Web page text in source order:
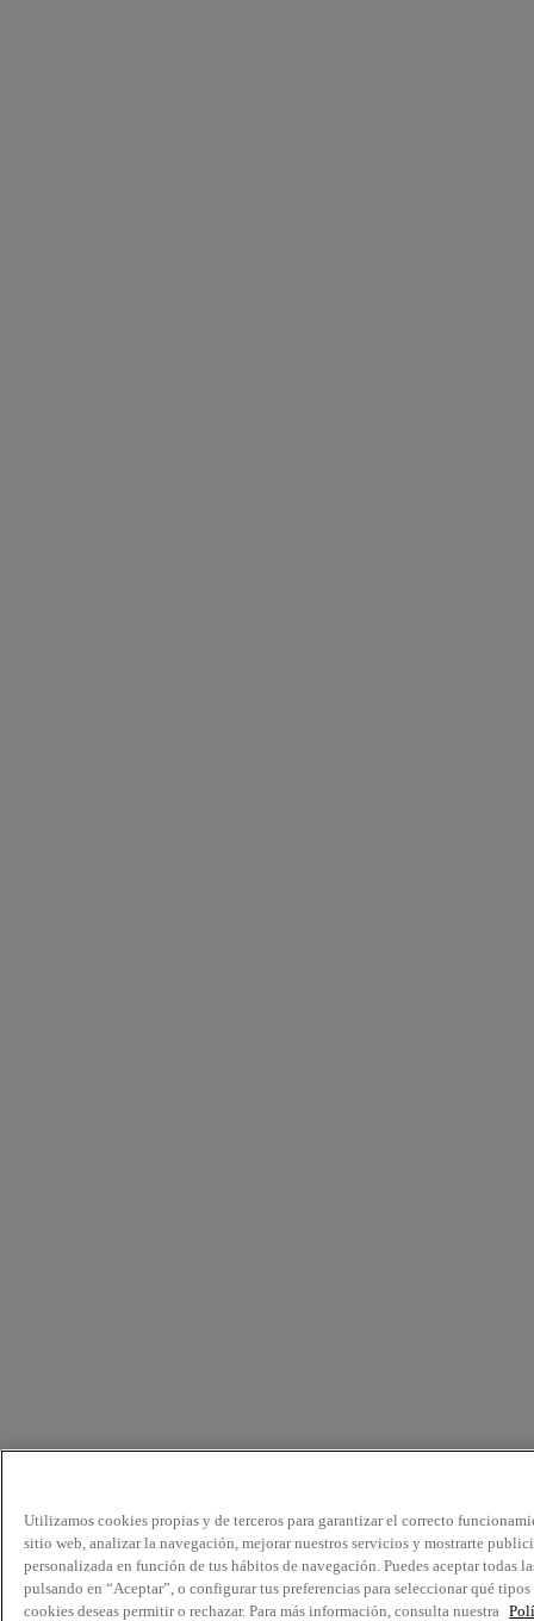
Utilizamos cookies propias y de terceros para garantizar el correcto
sitio web, analizar la navegación, mejorar nuestros servicios y mostrarte
personalizada en función de tus hábitos de navegación. Puedes aceptar todas
pulsando en “Aceptar”, o configurar tus preferencias para seleccionar qué tipos
cookies deseas permitir o rechazar. Para más información, consulta nuestra